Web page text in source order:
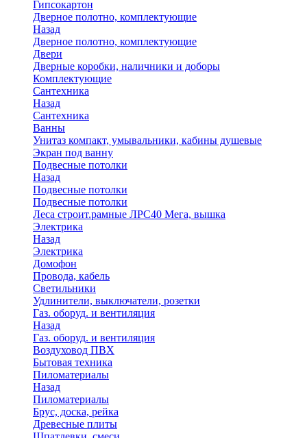
Гипсокартон
Дверное полотно, комплектующие
Назад
Дверное полотно, комплектующие
Двери
Дверные коробки, наличники и доборы
Комплектующие
Сантехника
Назад
Сантехника
Ванны
Унитаз компакт, умывальники, кабины душевые
Экран под ванну
Подвесные потолки
Назад
Подвесные потолки
Подвесные потолки
Леса строит.рамные ЛРС40 Мега, вышка
Электрика
Назад
Электрика
Домофон
Провода, кабель
Светильники
Удлинители, выключатели, розетки
Газ. оборуд. и вентиляция
Назад
Газ. оборуд. и вентиляция
Воздуховод ПВХ
Бытовая техника
Пиломатериалы
Назад
Пиломатериалы
Брус, доска, рейка
Древесные плиты